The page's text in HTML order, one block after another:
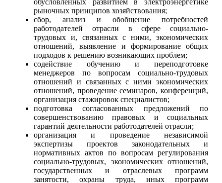
рыночных принципов хозяйствования;
сбор, анализ и обобщение потребностей
работодателей отрасли в сфере социально-
трудовых и, связанных с ними, экономических
отношений, выявление и формирование общих
подходов к решению возникающих проблем;
содействие обучению и переподготовке
менеджеров по вопросам социально-трудовых
отношений и связанных с ними экономических
отношений, проведение семинаров, конференций,
организация стажировок специалистов;
подготовка согласованных предложений по
совершенствованию правовых и социальных
гарантий деятельности работодателей отрасли;
организация и проведение независимой
экспертизы проектов законодательных и
нормативных актов по вопросам регулирования
социально-трудовых, экономических отношений,
государственных и отраслевых программ
занятости, охраны труда, иных программ